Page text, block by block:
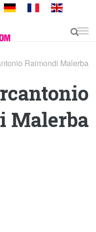
Skip
Raimondi Malerba
Malerba